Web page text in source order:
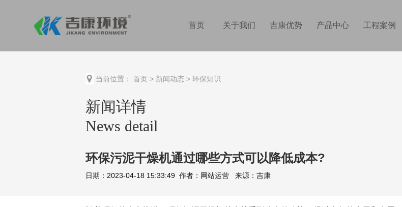
首页 关于我们 吉康优势 产品中心 工程案例
当前位置： 首页 > 新闻动态 > 环保知识
新闻详情
News detail
环保污泥干燥机通过哪些方式可以降低成本?
日期：2023-04-18 15:33:49 作者：网站运营 来源：吉康